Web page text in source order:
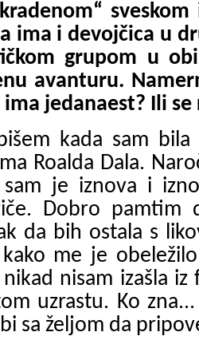
ima i devojčica u
grupom u
avanturu.
jedanaest? Ili
kada sam
Roalda Dala.
sam je iznova i
Dobro
da bih ostala s
me je
nisam izašla iz
uzrastu. Ko
sa željom da